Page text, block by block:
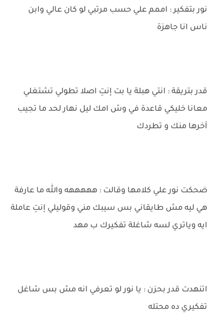
نور بتفكير : اممم علي حسب مرتبي لو كان عالي وابن
ناس انا جاهزة
قدر بتريقة : انتي هبلة يا بت إنتِ اصلا تطولي تشتغلي
معانا خليكي قاعدة في وش امك ليل نهار لحد ما تجيب
آخرها منك و تطردك
ضحكت نور علي كلامها وقالت : هههههه والله ما عارفة
هي ليه مش طايقاني بس سيبك مني وقوليلي إنتِ عاملة
ايه وياتري لسه شاغلة تفكيرك ب مهد
اتنهدت قدر بحزن : يا نور لو تعرفي انه مش بس شاغل
تفكيري ده محتله